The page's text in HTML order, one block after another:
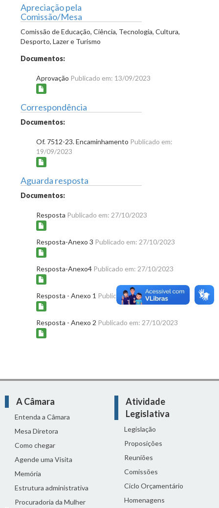
Apreciação pela
Comissão/Mesa
Comissão de Educação, Ciência, Tecnologia, Cultura,
Desporto, Lazer e Turismo
Documentos:
Aprovação Publicado em: 13/09/2023
Correspondência
Documentos:
Of. 7512-23. Encaminhamento Publicado em:
19/09/2023
Aguarda resposta
Documentos:
Resposta Publicado em: 27/10/2023
Resposta-Anexo 3 Publicado em: 27/10/2023
Resposta-Anexo4 Publicado em: 27/10/2023
Resposta - Anexo 1 Publicado em: 27/10/2023
Resposta - Anexo 2 Publicado em: 27/10/2023
A Câmara
Entenda a Câmara
Mesa Diretora
Como chegar
Agende uma Visita
Memória
Estrutura administrativa
Procuradoria da Mulher
Atividade
Legislativa
Legislação
Proposições
Reuniões
Comissões
Ciclo Orçamentário
Homenagens